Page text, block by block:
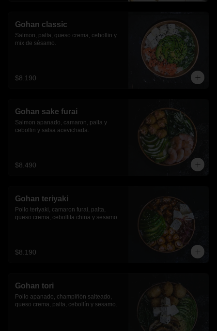
Gohan classic
Salmon, palta, queso crema, cebollin y
mix de sésamo.
$8.190
Gohan sake furai
Salmon apanado, camaron, palta y
cebollin y salsa acevichada.
$8.490
Gohan teriyaki
Pollo teriyaki, camaron furai, palta,
queso crema, cebollita china y sesamo.
$8.190
Gohan tori
Pollo apanado, champiñón salteado,
queso crema, palta, cebollín y sesamo.